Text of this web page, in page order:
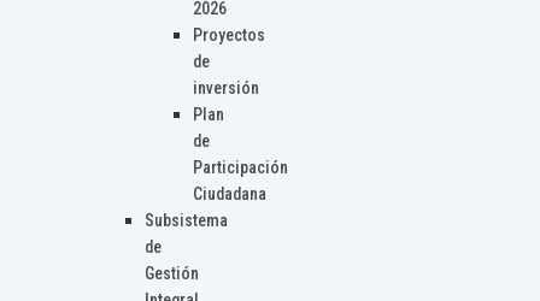
2026
Proyectos
de
inversión
Plan
de
Participación
Ciudadana
Subsistema
de
Gestión